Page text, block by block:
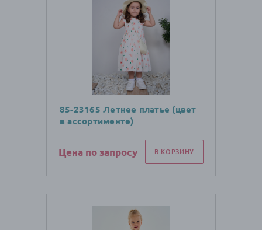
85-23165 Летнее платье (цвет
в ассортименте)
Цена по запросу В КОРЗИНУ